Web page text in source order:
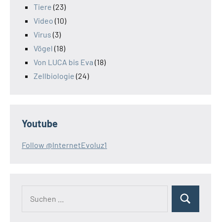
Tiere (23)
Video (10)
Virus (3)
Vögel (18)
Von LUCA bis Eva (18)
Zellbiologie (24)
Youtube
Follow @InternetEvoluz1
Suchen